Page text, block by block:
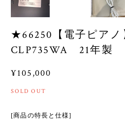
★66250【電子ピア
CLP735WA 21年製
¥105,000
SOLD OUT
[商品の特長と仕様]